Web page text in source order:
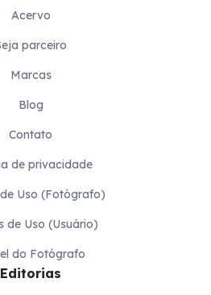
Acervo
parceiro
Marcas
Blog
Contato
de privacidade
Uso (Fotógrafo)
de Uso (Usuário)
do Fotógrafo
Editorias